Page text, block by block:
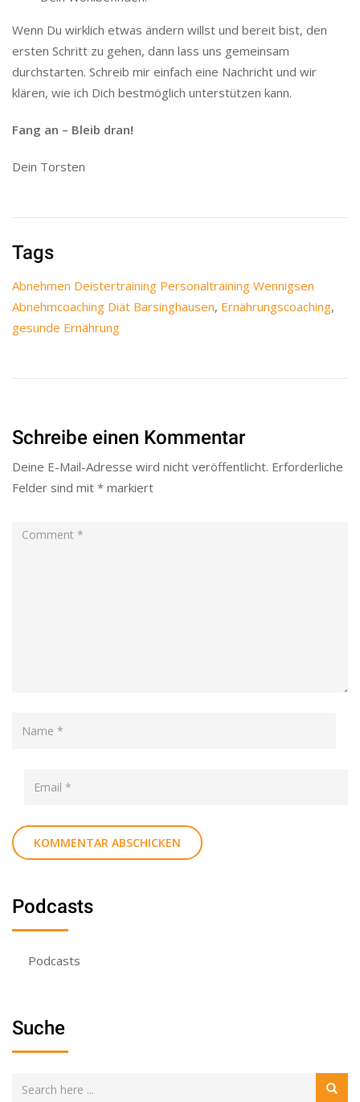
Wenn Du wirklich etwas ändern willst und bereit bist, den
ersten Schritt zu gehen, dann lass uns gemeinsam
durchstarten. Schreib mir einfach eine Nachricht und wir
klären, wie ich Dich bestmöglich unterstützen kann.
Fang an – Bleib dran!
Dein Torsten
Tags
Abnehmen Deistertraining Personaltraining Wennigsen
Abnehmcoaching Diät Barsinghausen, Ernährungscoaching,
gesunde Ernährung
Schreibe einen Kommentar
Deine E-Mail-Adresse wird nicht veröffentlicht. Erforderliche
Felder sind mit * markiert
Podcasts
Podcasts
Suche